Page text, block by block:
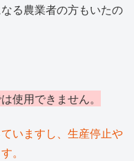
る農業者の方もいたの
使用できません。
いますし、生産停止や
。